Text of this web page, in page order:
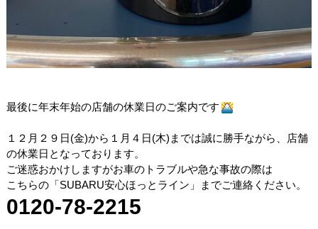
最後に年末年始の店舗の休業日のご案内です
１２月２９日(金)から１月４日(木)までは誠に勝手ながら、店舗
の休業日となっております。
ご迷惑おかけしますがお車のトラブルや急な事故の際は
こちらの「SUBARU安心ほっとライン」までご連絡ください。
0120-78-2215